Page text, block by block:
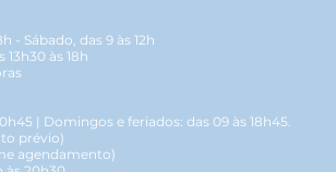
- Sábado, das 9 às 12h
às 18h
| Domingos e feriados: das 09 às 18h45.
prévio)
agendamento)